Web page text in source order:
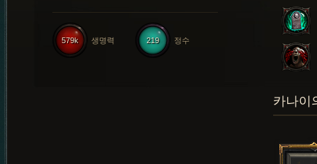
219 정수
579k 생명력
카나이